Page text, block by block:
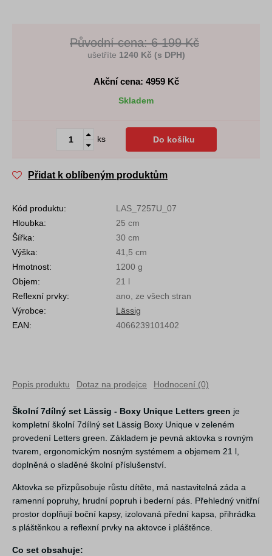
Původní cena: 6 199 Kč
ušetříte 1240 Kč (s DPH)
Akční cena: 4959Kč
Skladem
ks Do košíku
Přidat k oblíbeným produktům
Kód produktu:
LAS_7257U_07
Hloubka:
25 cm
Šířka:
30 cm
Výška:
41,5 cm
Hmotnost:
1200 g
Objem:
21 l
Reflexní prvky:
ano, ze všech stran
Výrobce:
Lässig
EAN:
4066239101402
Popis produktu Dotaz na prodejce Hodnocení (0)
Školní 7dílný set Lässig - Boxy Unique Letters green je
kompletní školní 7dílný set Lässig Boxy Unique v zeleném
provedení Letters green. Základem je pevná aktovka s rovným
tvarem, ergonomickým nosným systémem a objemem 21 l,
doplněná o sladěné školní příslušenství.
Aktovka se přizpůsobuje růstu dítěte, má nastavitelná záda a
ramenní popruhy, hrudní popruh i bederní pás. Přehledný vnitřní
prostor doplňují boční kapsy, izolovaná přední kapsa, přihrádka
s pláštěnkou a reflexní prvky na aktovce i pláštěnce.
Co set obsahuje: